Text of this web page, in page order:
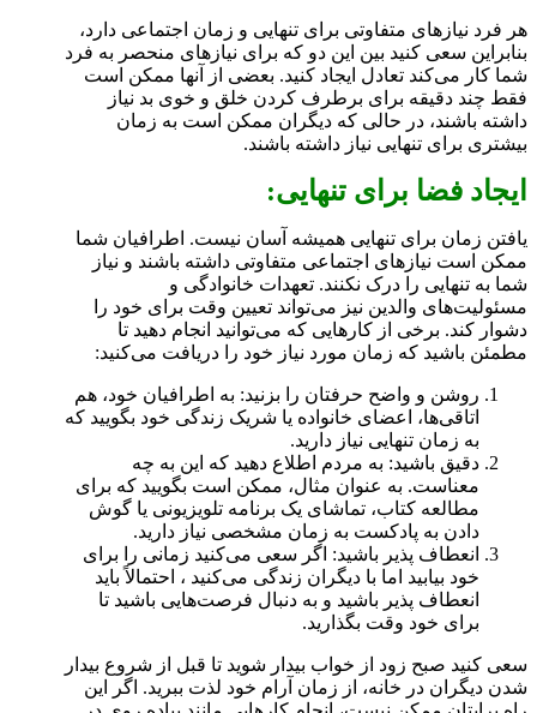
هر فرد نیازهای متفاوتی برای تنهایی و زمان اجتماعی دارد،
بنابراین سعی کنید بین این دو که برای نیازهای منحصر به فرد
شما کار می‌کند تعادل ایجاد کنید. بعضی از آنها ممکن است
فقط چند دقیقه برای برطرف کردن خلق و خوی بد نیاز
داشته باشند، در حالی که دیگران ممکن است به زمان
بیشتری برای تنهایی نیاز داشته باشند.
ایجاد فضا برای تنهایی:
یافتن زمان برای تنهایی همیشه آسان نیست. اطرافیان شما
ممکن است نیازهای اجتماعی متفاوتی داشته باشند و نیاز
شما به تنهایی را درک نکنند. تعهدات خانوادگی و
مسئولیت‌های والدین نیز می‌تواند تعیین وقت برای خود را
دشوار کند. برخی از کارهایی که می‌توانید انجام دهید تا
مطمئن باشید که زمان مورد نیاز خود را دریافت می‌کنید:
روشن و واضح حرفتان را بزنید: به اطرافیان خود، هم
اتاقی‌ها، اعضای خانواده یا شریک زندگی خود بگویید که
به زمان تنهایی نیاز دارید.
دقیق باشید: به مردم اطلاع دهید که این به چه
معناست. به عنوان مثال، ممکن است بگویید که برای
مطالعه کتاب، تماشای یک برنامه تلویزیونی یا گوش
دادن به پادکست به زمان مشخصی نیاز دارید.
انعطاف پذیر باشید: اگر سعی می‌کنید زمانی را برای
خود بیابید اما با دیگران زندگی می‌کنید ، احتمالاً باید
انعطاف پذیر باشید و به دنبال فرصت‌هایی باشید تا
برای خود وقت بگذارید.
سعی کنید صبح زود از خواب بیدار شوید تا قبل از شروع بیدار
شدن دیگران در خانه، از زمان آرام خود لذت ببرید. اگر این